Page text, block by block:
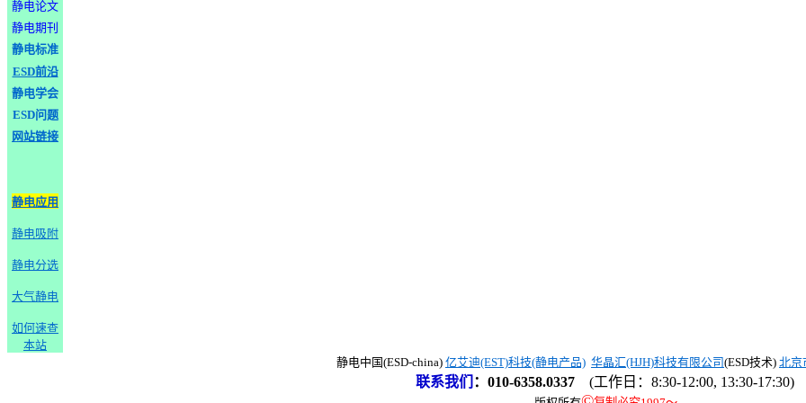
静电论文
静电期刊
静电标准
ESD前沿
静电学会
ESD问题
网站链接
静电应用
静电吸附
静电分选
大气静电
如何速查
本站
静电中国(ESD-china) 亿艾迪(EST)科技(静电产品) 华晶汇(HJH)科技有限公司(ESD技术) 北京
联系我们 ： 010-6358.0337 (工作日：8:30-12:00, 13:30-17:30)